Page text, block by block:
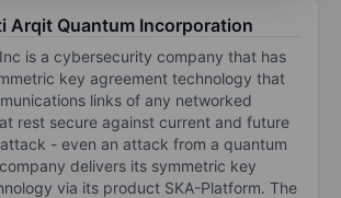
Arqit Quantum Incorporation
is a cybersecurity company that has
key agreement technology that
links of any networked
rest secure against current and future
- even an attack from a quantum
delivers its symmetric key
via its product SKA-Platform. The